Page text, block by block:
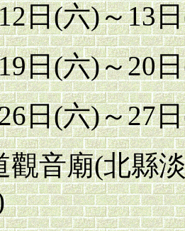
日(六)～13
六)～20日
六)～27日
觀音廟(北縣